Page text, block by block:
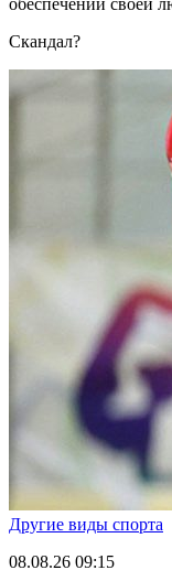
обеспечении своей
Скандал?
Другие виды спорта
08.08.26 09:15